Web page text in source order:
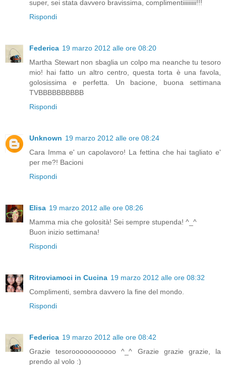
super, sei stata davvero bravissima, complimentiiiiiiiii!!!
Rispondi
Federica 19 marzo 2012 alle ore 08:20
Martha Stewart non sbaglia un colpo ma neanche tu tesoro
mio! hai fatto un altro centro, questa torta è una favola,
golosissima e perfetta. Un bacione, buona settimana
TVBBBBBBBBBB
Rispondi
Unknown 19 marzo 2012 alle ore 08:24
Cara Imma e' un capolavoro! La fettina che hai tagliato e'
per me?! Bacioni
Rispondi
Elisa 19 marzo 2012 alle ore 08:26
Mamma mia che golosità! Sei sempre stupenda! ^_^
Buon inizio settimana!
Rispondi
Ritroviamoci in Cucina 19 marzo 2012 alle ore 08:32
Complimenti, sembra davvero la fine del mondo.
Rispondi
Federica 19 marzo 2012 alle ore 08:42
Grazie tesorooooooooooo ^_^ Grazie grazie grazie, la
prendo al volo :)